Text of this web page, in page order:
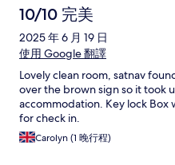
10/10 完美
2025 年 6 月 19 日
使用 Google 翻譯
Lovely clean room, satnav
over the brown sign so it took
accommodation. Key lock
for check in.
Carolyn (1 晚行程)